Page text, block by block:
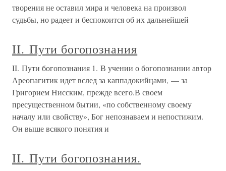
творения не оставил мира и человека на произвол
судьбы, но радеет и беспокоится об их дальнейшей
II. Пути богопознания
II. Пути богопознания 1. В учении о богопознании автор
Ареопагитик идет вслед за каппадокийцами, — за
Григорием Нисским, прежде всего.В своем
пресущественном бытии, «по собственному своему
началу или свойству», Бог непознаваем и непостижим.
Он выше всякого понятия и
II. Пути богопознания.